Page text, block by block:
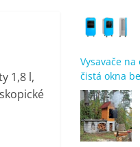
1,8 l,
Vysavače
čistá okna